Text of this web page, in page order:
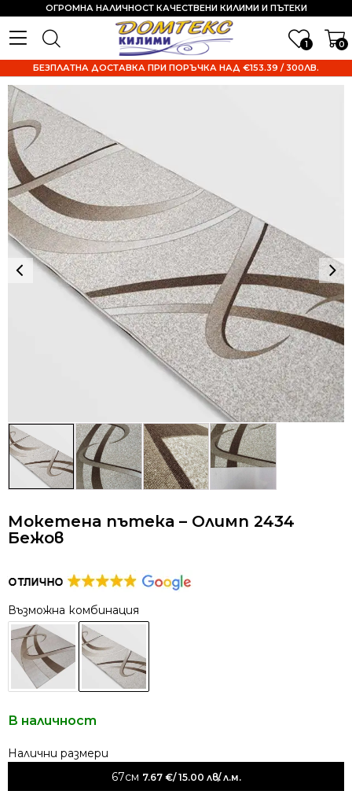
1 0
ОГРОМНА НАЛИЧНОСТ КАЧЕСТВЕНИ КИЛИМИ И ПЪТЕКИ
БЕЗПЛАТНА ДОСТАВКА ПРИ ПОРЪЧКА НАД €153.39 / 300ЛВ.
Мокетена пътека – Олимп 2434
Бежов
Възможна комбинация
В наличност
67см 7.67 €/ 15.00 лв./ л.м.
Alternative: